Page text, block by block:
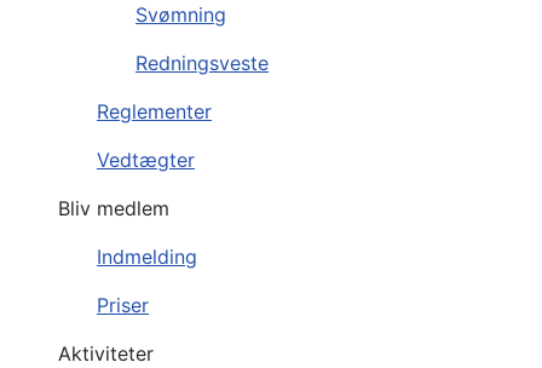
Svømning
Redningsveste
Reglementer
Vedtægter
Bliv medlem
Indmelding
Priser
Aktiviteter